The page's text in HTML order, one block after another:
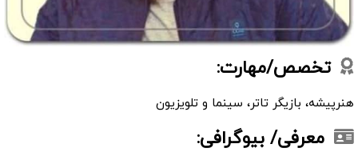
تخصص/مهارت:
هنرپیشه، بازیگر تاتر، سینما و تلویزیون
معرفی/ بیوگرافی: